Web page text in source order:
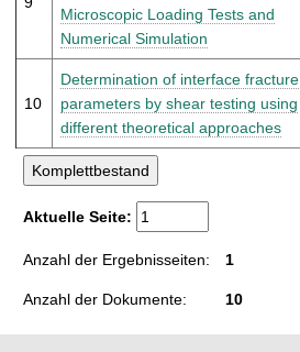
Microscopic Loading Tests and
Numerical Simulation
10
Determination of interface fracture
parameters by shear testing using
different theoretical approaches
Aktuelle Seite:
Anzahl der Ergebnisseiten: 1
Anzahl der Dokumente: 10